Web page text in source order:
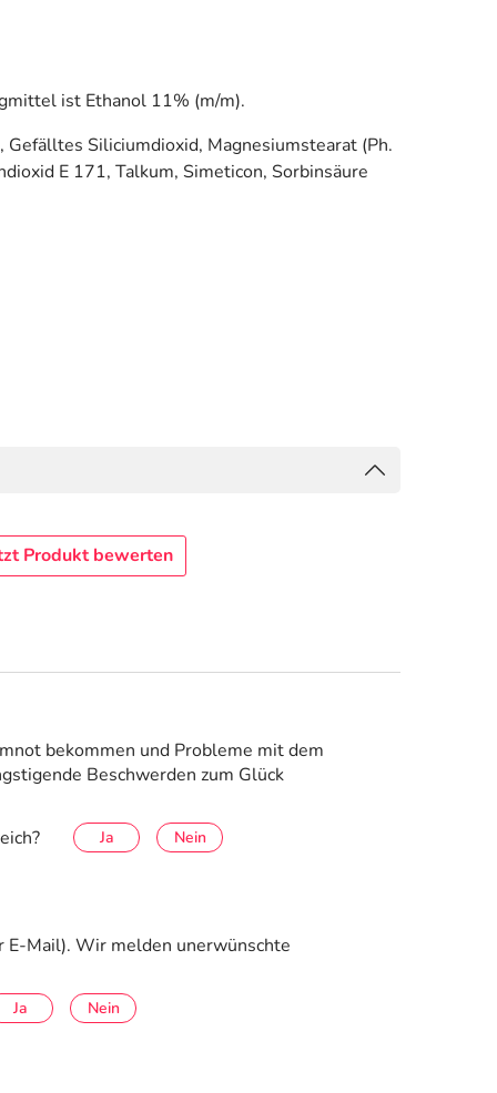
ist Ethanol 11% (m/m).
Siliciumdioxid, Magnesiumstearat (Ph.
E 171, Talkum, Simeticon, Sorbinsäure
Produkt bewerten
bekommen und Probleme mit dem
Beschwerden zum Glück
Ja Nein
Mail). Wir melden unerwünschte
Ja Nein